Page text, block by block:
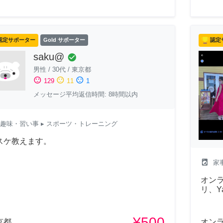
定サポーター Gold サポーター
saku@ check_circle
男性 / 30代 / 東京都
sentiment_satisfied 129 sentiment_neutral 11 sentiment_dissatisfied 1
メッセージ平均返信時間: 8時間以内
趣味・習い事 ▸ スポーツ・トレーニング
ケ教えます。
認定
local_laundry_service 家
オン
リ、